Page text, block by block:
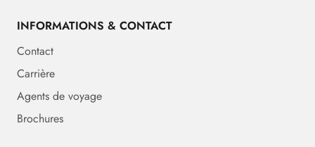
INFORMATIONS & CONTACT
Contact
Carrière
Agents de voyage
Brochures